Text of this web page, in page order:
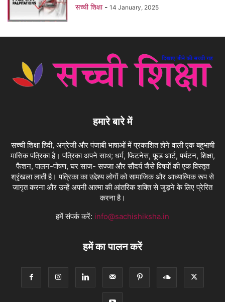
सच्ची शिक्षा - 14 January, 2025
हमारे बारे में
सच्ची शिक्षा हिंदी, अंग्रेजी और पंजाबी भाषाओं में प्रकाशित होने वाली एक बहुभाषी
मासिक पत्रिका है। पत्रिका अपने साथ; धर्म, फिटनेस, फ़ूड आर्ट, पर्यटन, शिक्षा,
फैशन, पालन-पोषण, घर साज- सज्जा और सौंदर्य जैसे विषयों की एक विस्तृत
श्रृंखला लाती है। पत्रिका का उद्देश्य लोगों को सामाजिक और आध्यात्मिक रूप से
जागृत करना और उन्हें अपनी आत्मा की आंतरिक शक्ति से जुड़ने के लिए प्रेरित
करना है।
हमें संपर्क करें: info@sachishiksha.in
हमें का पालन करें